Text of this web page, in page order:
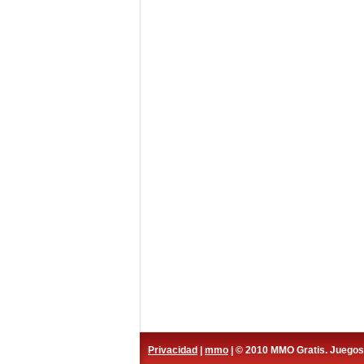
Privacidad mmo | © 2010 MMO Gratis.